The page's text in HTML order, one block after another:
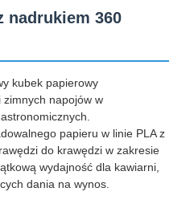
nadrukiem 360
kubek papierowy
napojów w
papieru w linie PLA z
do krawędzi w zakresie
wydajność dla kawiarni,
dania na wynos.